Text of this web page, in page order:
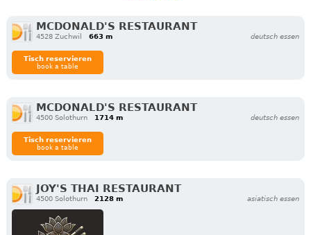
MCDONALD'S RESTAURANT
4528 Zuchwil 663 m deutsch essen
Tisch reservieren
book a table
MCDONALD'S RESTAURANT
4500 Solothurn 1714 m deutsch essen
Tisch reservieren
book a table
JOY'S THAI RESTAURANT
4500 Solothurn 2128 m asiatisch essen